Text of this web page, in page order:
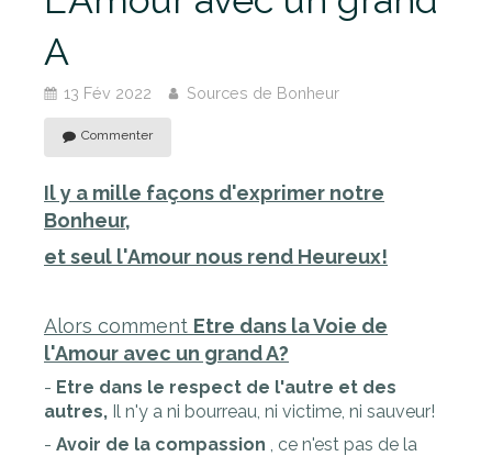
A
13 Fév 2022 Sources de Bonheur
Commenter
Il y a mille façons d'exprimer notre
Bonheur,
et seul l'Amour nous rend Heureux!
Alors comment Etre dans la Voie de
l'Amour avec un grand A?
- Etre dans le respect de l'autre et des
autres, Il n'y a ni bourreau, ni victime, ni sauveur!
- Avoir de la compassion , ce n'est pas de la